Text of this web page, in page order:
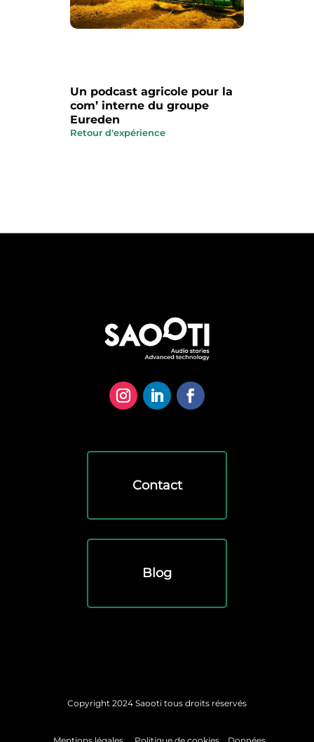
Un podcast agricole pour la
com’ interne du groupe
Eureden
Retour d'expérience
Contact
Blog
Copyright 2024 Saooti tous droits réservés